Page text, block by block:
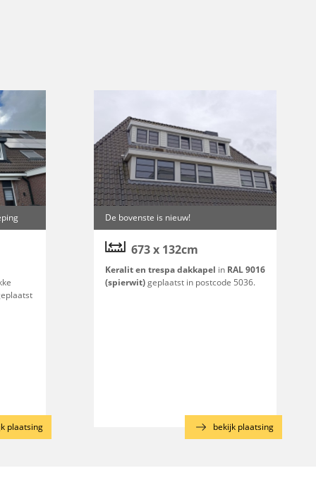
plaatsing
De bovenste is nieuw!
673 x 132cm
Keralit en trespa dakkapel in RAL 9016
(spierwit)geplaatst in postcode 5036.
bekijk plaatsing